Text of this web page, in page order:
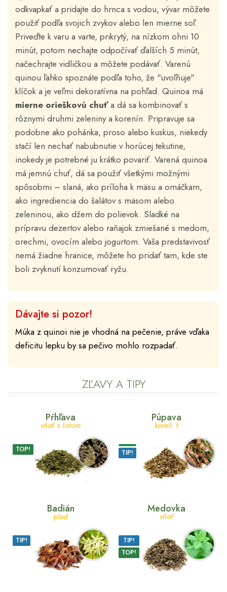
odkvapkať a pridajte do hrnca s vodou, vývar môžete
použiť podľa svojich zvykov alebo len mierne soľ.
Priveďte k varu a varte, prikrytý, na nízkom ohni 10
minút, potom nechajte odpočívať ďalších 5 minút,
načechrajte vidličkou a môžete podávať. Varenú
quinou ľahko spoznáte podľa toho, že "uvoľňuje"
klíčok a je veľmi dekoratívna na pohľad. Quinoa má
mierne orieškovú chuťa dá sa kombinovať s
rôznymi druhmi zeleniny a korenín. Pripravuje sa
podobne ako pohánka, proso alebo kuskus, niekedy
stačí len nechať nabubnutie v horúcej tekutine,
inokedy je potrebné ju krátko povariť. Varená quinoa
má jemnú chuť, dá sa použiť všetkými možnými
spôsobmi – slaná, ako príloha k mäsu a omáčkam,
ako ingrediencia do šalátov s mäsom alebo
zeleninou, ako džem do polievok. Sladké na
prípravu dezertov alebo raňajok zmiešané s medom,
orechmi, ovocím alebo jogurtom. Vaša predstavivosť
nemá žiadne hranice, môžete ho pridať tam, kde ste
boli zvyknutí konzumovať ryžu.
Dávajte si pozor!
Múka z quinoi nie je vhodná na pečenie, práve vďaka
deficitu lepku by sa pečivo mohlo rozpadať.
ZĽAVY A TIPY
Pŕhľava
vňať s listom
TOP!
Púpava
koreň ⚕
TIP!
Badián
plod
TIP!
Medovka
vňať
TIP!
TOP!